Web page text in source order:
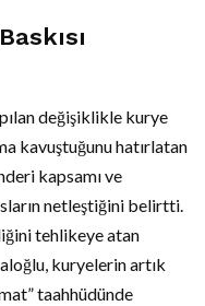
değişiklikle kurye
kavuştuğunu hatırlatan
kapsamı ve
netleştiğini belirtti.
tehlikeye atan
kuryelerin artık
taahhüdünde